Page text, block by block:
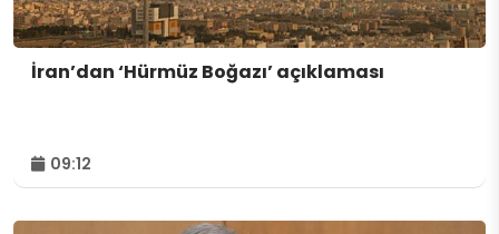
İran’dan ‘Hürmüz Boğazı’ açıklaması
09:12